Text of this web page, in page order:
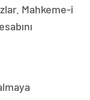
Mahkeme-i